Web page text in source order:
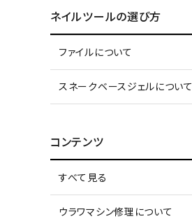
ネイルツールの選び方
ファイルについて
スネークベースジェルについて
コンテンツ
すべて見る
ウラワマシン修理について